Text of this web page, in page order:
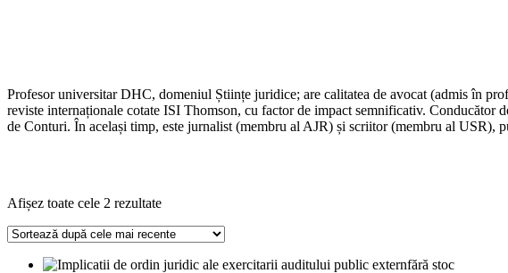
Profesor universitar DHC, domeniul Științe juridice; are calitatea de avocat (admis în
reviste internaționale cotate ISI Thomson, cu factor de impact semnificativ.
de Conturi. În același timp, este jurnalist (membru al AJR) și scriitor (membru al USR),
Afișez toate cele 2 rezultateSortat
cele
recente
fără stoc